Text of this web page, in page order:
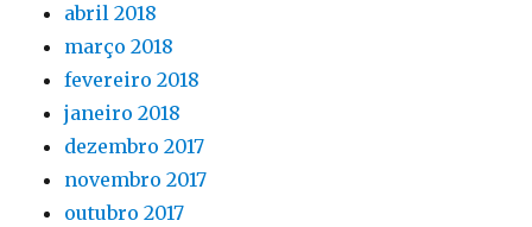
abril 2018
março 2018
fevereiro 2018
janeiro 2018
dezembro 2017
novembro 2017
outubro 2017